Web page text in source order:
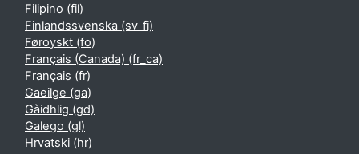
Filipino ‎(fil)‎
Finlandssvenska ‎(sv_fi)‎
Føroyskt ‎(fo)‎
Français (Canada) ‎(fr_ca)‎
Français ‎(fr)‎
Gaeilge ‎(ga)‎
Gàidhlig ‎(gd)‎
Galego ‎(gl)‎
Hrvatski ‎(hr)‎